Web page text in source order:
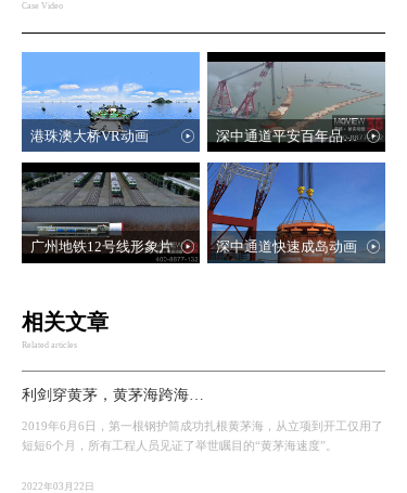
Case Video
港珠澳大桥VR动画 深中通道平安百年品质工程展示三维动画
广州地铁12号线形象片 深中通道快速成岛动画
相关文章
Related articles
2019年6月6日，第一根钢护筒成功扎根黄茅海，从立项到开工仅用了
短短6个月，所有工程人员见证了举世瞩目的“黄茅海速度”。
2022年03月22日